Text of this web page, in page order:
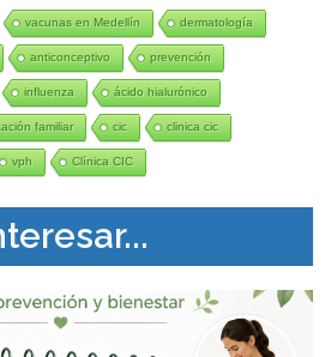
vacunas en Medellín dermatología
anticonceptivo prevención
influenza ácido hialurónico
familiar cic clinica cic
vph Clínica CIC